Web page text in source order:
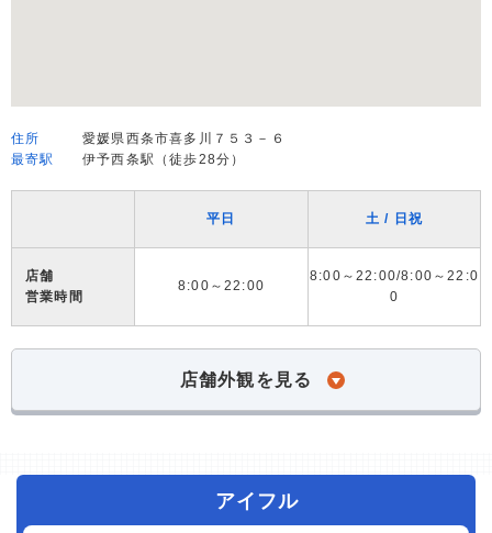
住所
愛媛県西条市喜多川７５３－６
最寄駅
伊予西条駅（徒歩28分）
平日 土 / 日祝
店舗
営業時間
8:00～22:00
8:00～22:00/8:00～22:0
0
店舗外観を見る
アイフル